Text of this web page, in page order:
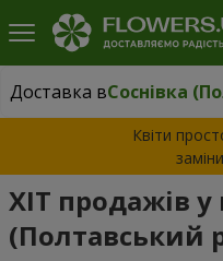
Доставка в
Доставка вСоснівка
Квіти
ХІТ продажів у
(Полтавський